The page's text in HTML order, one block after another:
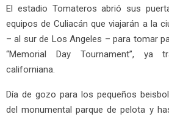
El estadio Tomateros abrió sus
equipos de Culiacán que viajarán a la
– al sur de Los Angeles – para tomar
“Memorial Day Tournament”, ya
californiana.
Día de gozo para los pequeños
del monumental parque de pelota y